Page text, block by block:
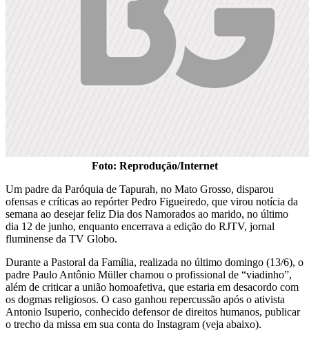
Foto: Reprodução/Internet
Um padre da Paróquia de Tapurah, no Mato Grosso, disparou
ofensas e críticas ao repórter Pedro Figueiredo, que virou notícia da
semana ao desejar feliz Dia dos Namorados ao marido, no último
dia 12 de junho, enquanto encerrava a edição do RJTV, jornal
fluminense da TV Globo.
Durante a Pastoral da Família, realizada no último domingo (13/6), o
padre Paulo Antônio Müller chamou o profissional de “viadinho”,
além de criticar a união homoafetiva, que estaria em desacordo com
os dogmas religiosos. O caso ganhou repercussão após o ativista
Antonio Isuperio, conhecido defensor de direitos humanos, publicar
o trecho da missa em sua conta do Instagram (veja abaixo).